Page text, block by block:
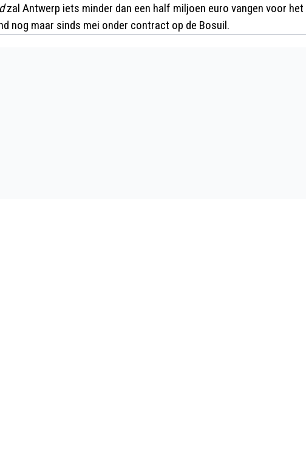
zal Antwerp iets minder dan een half miljoen euro vangen voor
nog maar sinds mei onder contract op de Bosuil.